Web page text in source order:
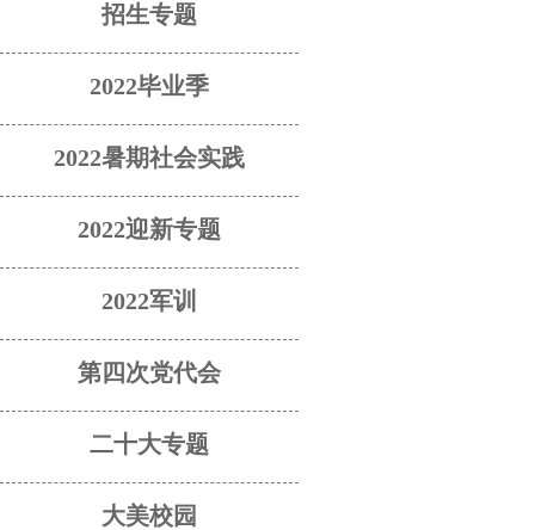
招生专题
2022毕业季
2022暑期社会实践
2022迎新专题
2022军训
第四次党代会
二十大专题
大美校园